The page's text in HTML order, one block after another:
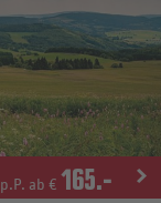
p.P. ab € 165.-